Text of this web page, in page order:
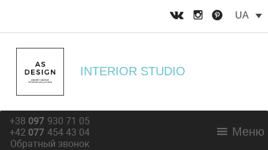
UA
INTERIOR STUDIO
+38 097 930 71 05
+42 077 454 43 04
Обратный звонок
Меню